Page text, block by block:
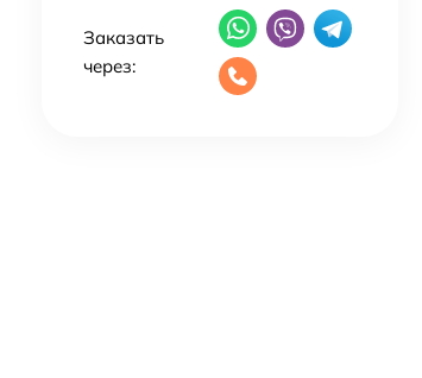
Заказать
через: